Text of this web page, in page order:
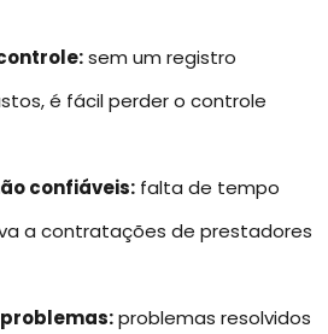
sem um registro
é fácil perder o controle
confiáveis: falta de tempo
a contratações de prestadores
problemas resolvidos